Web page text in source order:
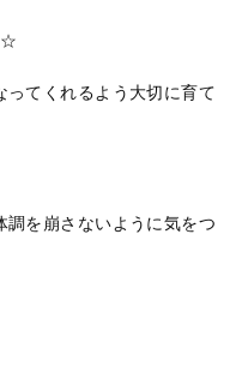
☆
てくれるよう大切に育て
調を崩さないように気をつ